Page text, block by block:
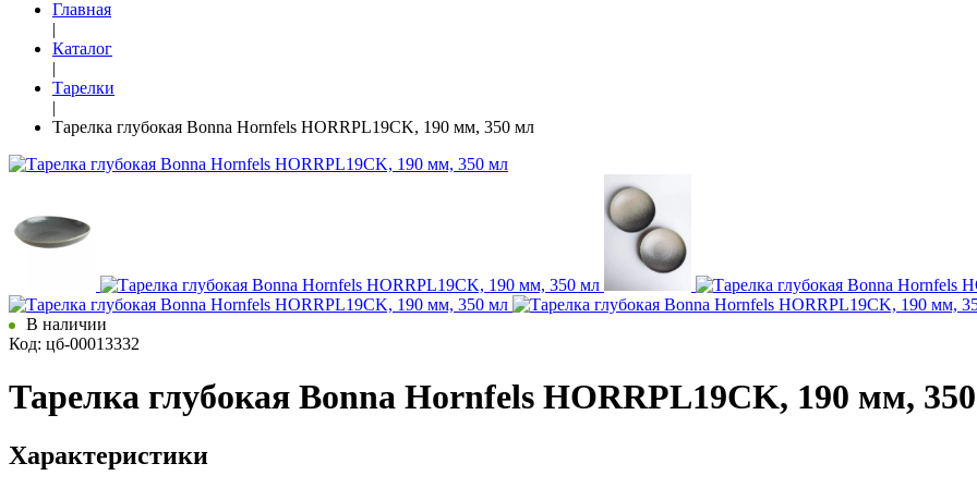
Главная
|
Каталог
|
Тарелки
|
Тарелка глубокая Bonna Hornfels HORRPL19CK, 190 мм, 350 мл
В наличии
Код: цб-00013332
Тарелка глубокая Bonna Hornfels HORRPL19CK, 190 мм,
Характеристики